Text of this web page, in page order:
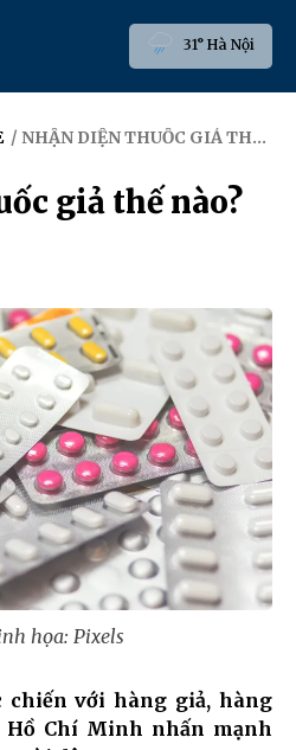
31° Hà Nội
/ NHẬN DIỆN THUỐC GIẢ THẾ NÀO?
giả thế nào?
họa: Pixels
chiến với hàng giả, hàng
Hồ Chí Minh nhấn mạnh